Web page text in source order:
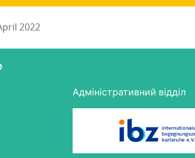
2022
Адміністративний відділ